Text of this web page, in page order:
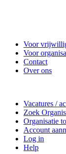
Voor
Voor
Contact
Over ons
Vacatures /
Zoek
Organisatie
Account
Log in
Help